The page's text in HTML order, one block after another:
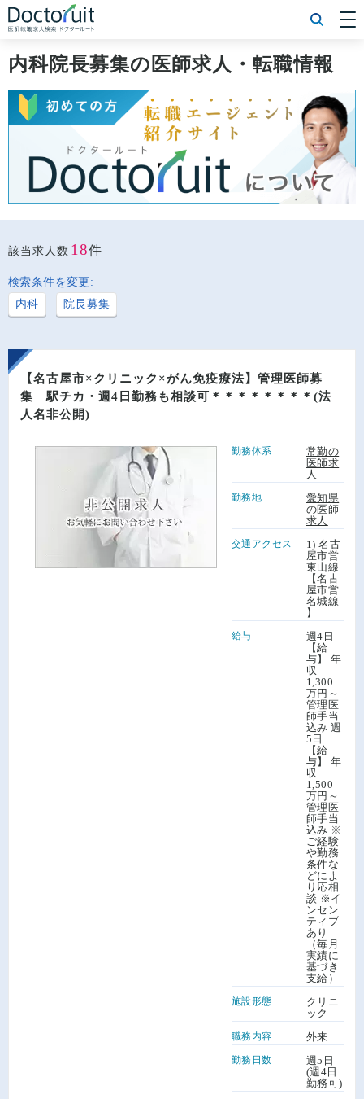
[常勤] 科目から探す
[常勤] 特徴から探す
[非常勤] 科目から探す
[非常勤] 特徴から探す
Doctoruit医師転職特集
Doctoruitについて
運営者情報
プライバシーポリシー
内科院長募集の医師求人・転職情報
該当求人数 18件
検索条件を変更:
内科
院長募集
【名古屋市×クリニック×がん免疫療法】管理医師募
集 駅チカ・週4日勤務も相談可＊＊＊＊＊＊＊＊(法
人名非公開)
勤務体系
常勤の
医師求
人
勤務地
愛知県
の医師
求人
交通アクセス
1) 名古
屋市営
東山線
【名古
屋市営
名城線
】
給与
週4日
【給
与】 年
収
1,300
万円～
管理医
師手当
込み 週
5日
【給
与】 年
収
1,500
万円～
管理医
師手当
込み ※
ご経験
や勤務
条件な
どによ
り応相
談 ※イ
ンセン
ティブ
あり
（毎月
実績に
基づき
支給）
施設形態
クリニ
ック
職務内容 外来
勤務日数
週5日
(週4日
勤務可)